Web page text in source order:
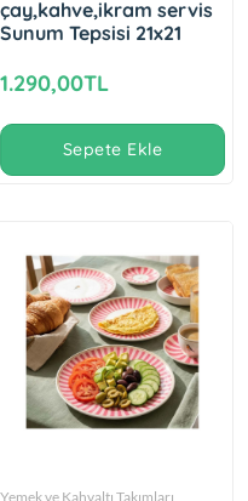
çay,kahve,ikram servis
Sunum Tepsisi 21x21
1.290,00TL
Sepete Ekle
Yemek ve Kahvaltı Takımları